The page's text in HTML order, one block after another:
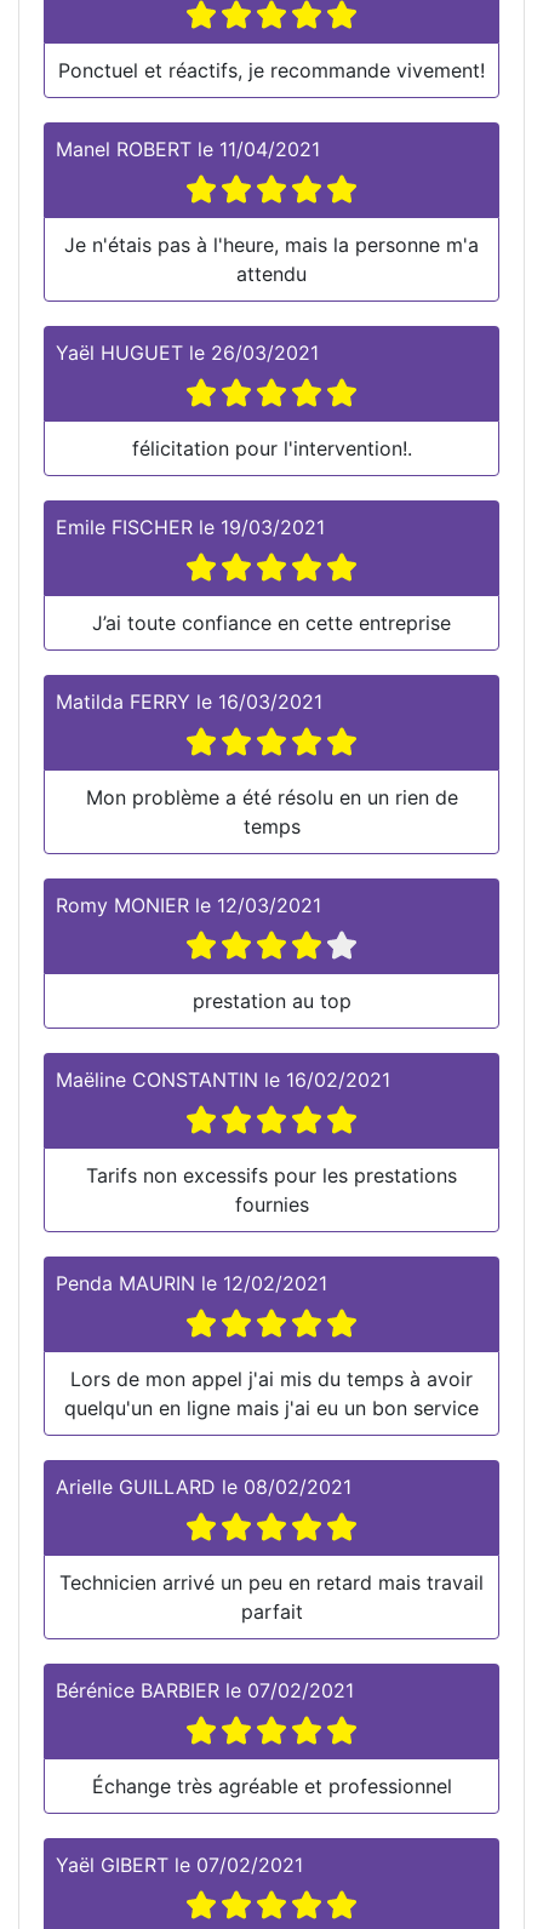
Ponctuel et réactifs, je recommande vivement!
Manel ROBERT le 11/04/2021
Je n'étais pas à l'heure, mais la personne m'a
attendu
Yaël HUGUET le 26/03/2021
félicitation pour l'intervention!.
Emile FISCHER le 19/03/2021
J’ai toute confiance en cette entreprise
Matilda FERRY le 16/03/2021
Mon problème a été résolu en un rien de
temps
Romy MONIER le 12/03/2021
prestation au top
Maëline CONSTANTIN le 16/02/2021
Tarifs non excessifs pour les prestations
fournies
Penda MAURIN le 12/02/2021
Lors de mon appel j'ai mis du temps à avoir
quelqu'un en ligne mais j'ai eu un bon service
Arielle GUILLARD le 08/02/2021
Technicien arrivé un peu en retard mais travail
parfait
Bérénice BARBIER le 07/02/2021
Échange très agréable et professionnel
Yaël GIBERT le 07/02/2021